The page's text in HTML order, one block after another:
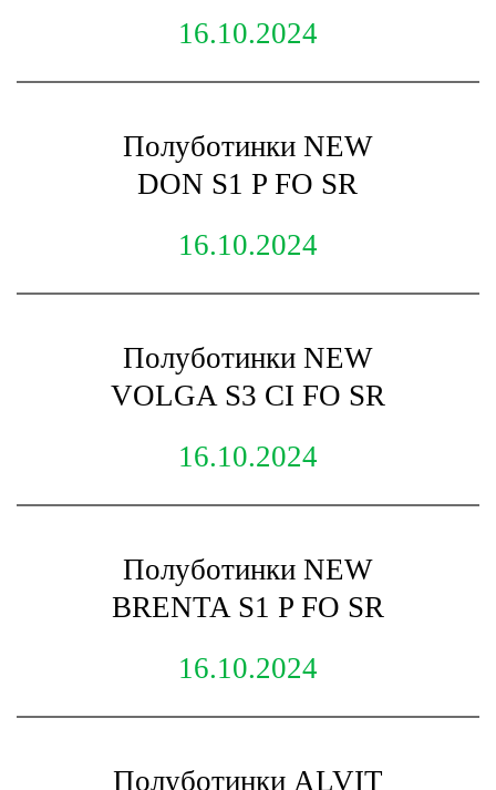
16.10.2024
Полуботинки NEW
DON S1 P FO SR
16.10.2024
Полуботинки NEW
VOLGA S3 CI FO SR
16.10.2024
Полуботинки NEW
BRENTA S1 P FO SR
16.10.2024
Полуботинки ALVIT